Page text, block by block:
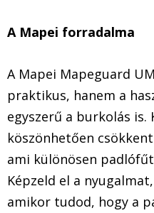
A Mapei forradalma
A Mapei Mapeguard
praktikus, hanem a
egyszerű a burkolás is.
köszönhetően
ami különösen
Képzeld el a
amikor tudod, hogy a